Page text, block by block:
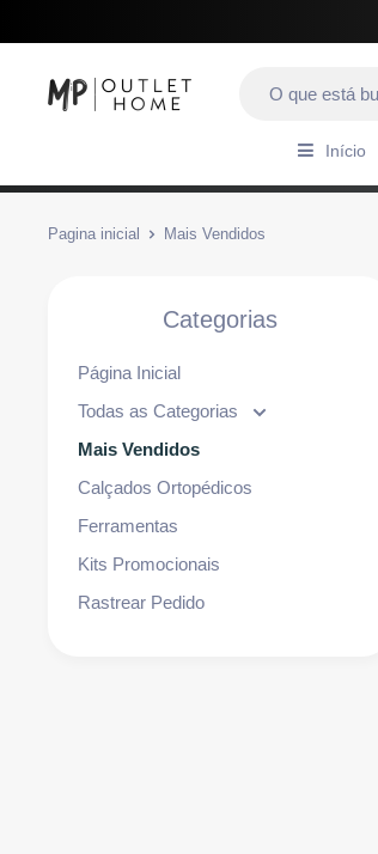
Início
Pagina inicial Mais Vendidos
Categorias
Página Inicial
Todas as Categorias
Mais Vendidos
Calçados Ortopédicos
Ferramentas
Kits Promocionais
Rastrear Pedido